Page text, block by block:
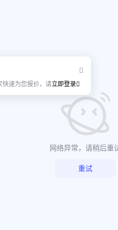
快速为您报价，请立即登录
网络异常，请稍后重
重试